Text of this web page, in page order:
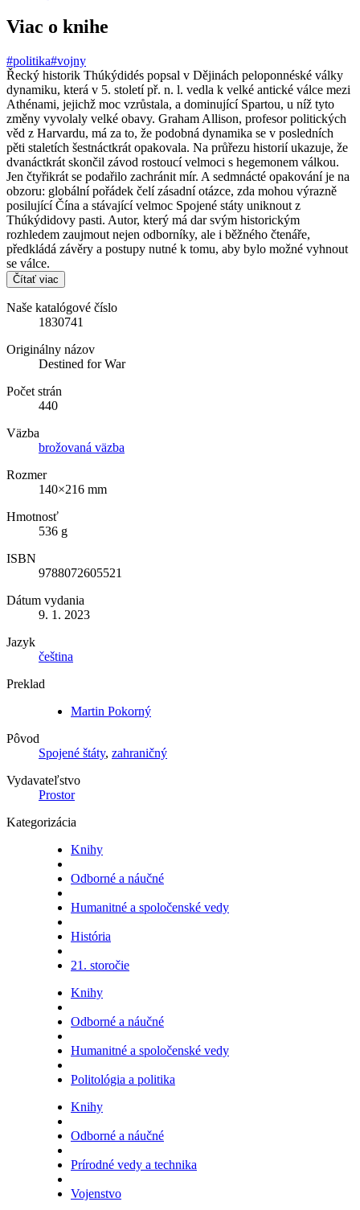
Viac o knihe
#politika#vojny
Řecký historik Thúkýdidés popsal v Dějinách peloponnéské války
dynamiku, která v 5. století př. n. l. vedla k velké antické válce mezi
Athénami, jejichž moc vzrůstala, a dominující Spartou, u níž tyto
změny vyvolaly velké obavy. Graham Allison, profesor politických
věd z Harvardu, má za to, že podobná dynamika se v posledních
pěti staletích šestnáctkrát opakovala. Na průřezu historií ukazuje, že
dvanáctkrát skončil závod rostoucí velmoci s hegemonem válkou.
Jen čtyřikrát se podařilo zachránit mír. A sedmnácté opakování je na
obzoru: globální pořádek čelí zásadní otázce, zda mohou výrazně
posilující Čína a stávající velmoc Spojené státy uniknout z
Thúkýdidovy pasti. Autor, který má dar svým historickým
rozhledem zaujmout nejen odborníky, ale i běžného čtenáře,
předkládá závěry a postupy nutné k tomu, aby bylo možné vyhnout
se válce.
Čítať viac
Naše katalógové číslo
1830741
Originálny názov
Destined for War
Počet strán
440
Väzba
brožovaná väzba
Rozmer
140×216 mm
Hmotnosť
536 g
ISBN
9788072605521
Dátum vydania
9. 1. 2023
Jazyk
čeština
Preklad
Martin Pokorný
Pôvod
Spojené štáty, zahraničný
Vydavateľstvo
Prostor
Kategorizácia
Knihy
Odborné a náučné
Humanitné a spoločenské vedy
História
21. storočie
Knihy
Odborné a náučné
Humanitné a spoločenské vedy
Politológia a politika
Knihy
Odborné a náučné
Prírodné vedy a technika
Vojenstvo